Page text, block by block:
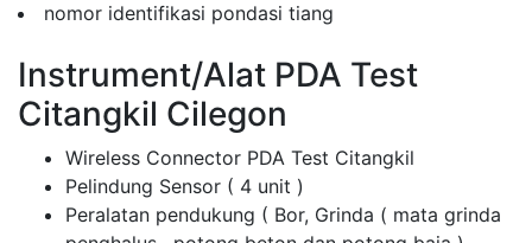
nomor identifikasi pondasi tiang
Instrument/Alat PDA Test
Citangkil Cilegon
Wireless Connector PDA Test Citangkil
Pelindung Sensor ( 4 unit )
Peralatan pendukung ( Bor, Grinda ( mata grinda